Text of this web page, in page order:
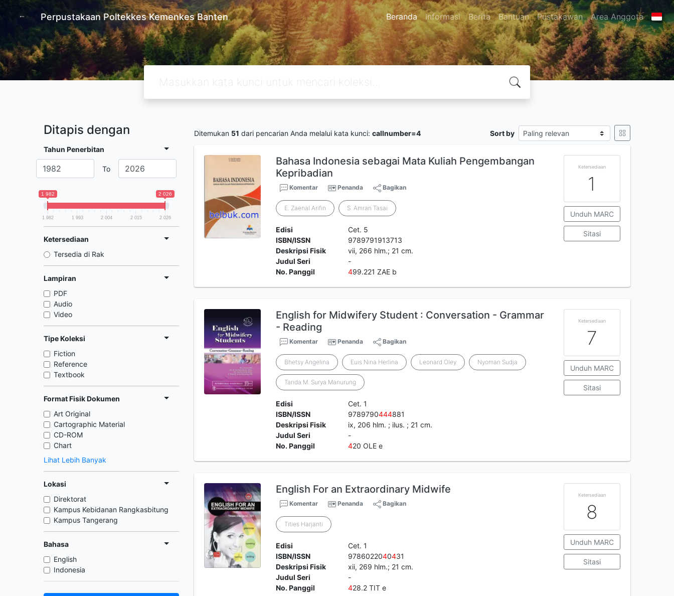
Perpustakaan Poltekkes Kemenkes Banten Beranda Informasi Berita Bantuan Pustakawan Area Anggota
Ditapis dengan
Tahun Penerbitan
To
1 982 2 026
1 982 1 993 2 004 2 015 2 026
Ketersediaan
Tersedia di Rak
Lampiran
PDF
Audio
Video
Tipe Koleksi
Fiction
Reference
Textbook
Format Fisik Dokumen
Art Original
Cartographic Material
CD-ROM
Chart
Lihat Lebih Banyak
Lokasi
Direktorat
Kampus Kebidanan Rangkasbitung
Kampus Tangerang
Bahasa
English
Indonesia
Ditemukan 51 dari pencarian Anda melalui kata kunci: callnumber=4 Sort by
Bahasa Indonesia sebagai Mata Kuliah Pengembangan
Kepribadian
Komentar Penanda Bagikan
E. Zaenal Arifin S. Amran Tasai
Edisi
Cet. 5
ISBN/ISSN
9789791913713
Deskripsi Fisik
vii, 266 hlm.; 21 cm.
Judul Seri
-
No. Panggil
499.221 ZAE b
Ketersediaan
1
Unduh MARC
Sitasi
English for Midwifery Student : Conversation - Grammar
- Reading
Komentar Penanda Bagikan
Bhetsy Angelina Euis Nina Herlina Leonard Oley Nyoman Sudja
Tarida M. Surya Manurung
Edisi
Cet. 1
ISBN/ISSN
9789790444881
Deskripsi Fisik
ix, 206 hlm. ; ilus. ; 21 cm.
Judul Seri
-
No. Panggil
420 OLE e
Ketersediaan
7
Unduh MARC
Sitasi
English For an Extraordinary Midwife
Komentar Penanda Bagikan
Tities Harjanti
Edisi
Cet. 1
ISBN/ISSN
9786022040431
Deskripsi Fisik
xii, 269 hlm.; 21 cm.
Judul Seri
-
No. Panggil
428.2 TIT e
Ketersediaan
8
Unduh MARC
Sitasi